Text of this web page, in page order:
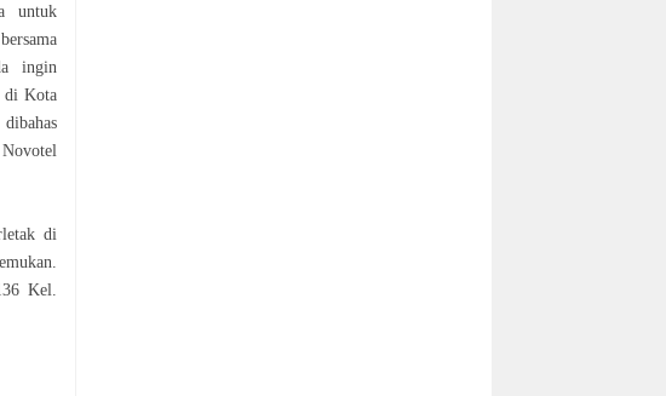
untuk
ingin
di Kota
di
Kel.